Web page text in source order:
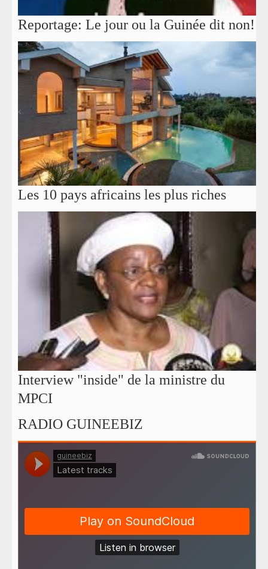
Reportage: Le jour ou la Guinée dit non!
Les 10 pays africains les plus riches
Interview "inside" de la ministre du
MPCI
RADIO GUINEEBIZ